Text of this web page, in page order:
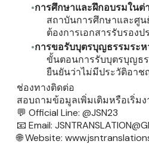
การศึกษาและฝึกอบรมในต่
สถาบันการศึกษาและศูน
ต้องการเอกสารรับรอง
การขอรับบุตรบุญธรรมระห
ขั้นตอนการรับบุตรบุญธ
ยืนยันว่าไม่มีประวัติอาช
ช่องทางติดต่อ
สอบถามข้อมูลเพิ่มเติมหรือเริ่ม
💬 Official Line: @JSN23
​📧 Email:
​🌐Website: